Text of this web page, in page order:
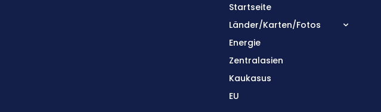
Startseite
Länder/Karten/Fotos
Energie
Zentralasien
Kaukasus
EU